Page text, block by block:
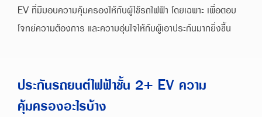
EV ที่มีมอบความคุ้มครองให้กับผู้ใช้รถไฟฟ้า โดยเฉพาะ เพื่อตอบ
โจทย์ความต้องการ และความอุ่นใจให้กับผู้เอาประกันมากยิ่งขึ้น
ประกันรถยนต์ไฟฟ้าชั้น 2+ EV ความ
คุ้มครองอะไรบ้าง